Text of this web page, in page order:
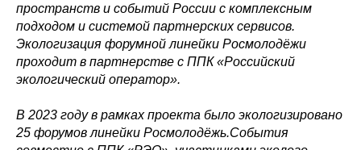
пространств и событий России с комплексным
подходом и системой партнерских сервисов.
Экологизация форумной линейки Росмолодёжи
проходит в партнерстве с ППК «Российский
экологический оператор».
В 2023 году в рамках проекта было экологизировано
25 форумов линейки Росмолодёжь.События